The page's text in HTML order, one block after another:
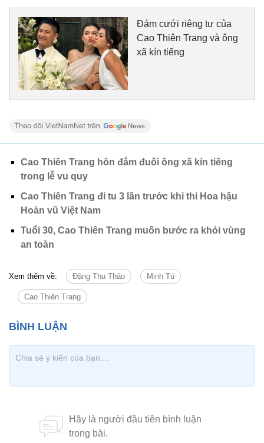
Đám cưới riêng tư của
Cao Thiên Trang và ông
xã kín tiếng
Cao Thiên Trang hôn đắm đuối ông xã kín tiếng
trong lễ vu quy
Cao Thiên Trang đi tu 3 lần trước khi thi Hoa hậu
Hoàn vũ Việt Nam
Tuổi 30, Cao Thiên Trang muốn bước ra khỏi vùng
an toàn
Xem thêm về: Đặng Thu Thảo Minh Tú
Cao Thiên Trang